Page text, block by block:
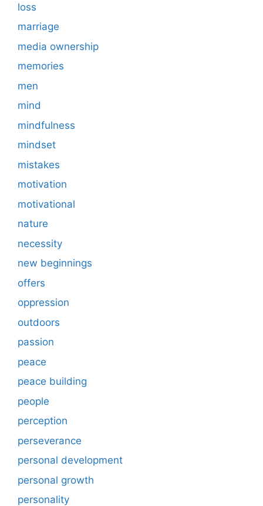
loss
marriage
media ownership
memories
men
mind
mindfulness
mindset
mistakes
motivation
motivational
nature
necessity
new beginnings
offers
oppression
outdoors
passion
peace
peace building
people
perception
perseverance
personal development
personal growth
personality